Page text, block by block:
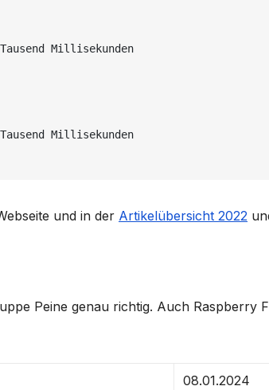
Millisekunden
Millisekunden
und in der Artikelübersicht 2022
Peine genau richtig. Auch Raspberry
08.01.2024